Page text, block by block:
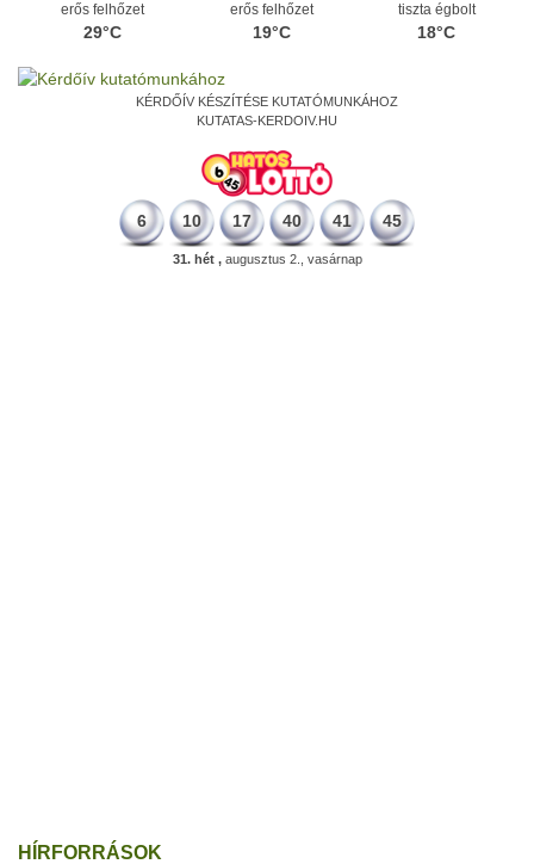
erős felhőzet
29°C
erős felhőzet
19°C
tiszta égbolt
18°C
KÉRDŐÍV KÉSZÍTÉSE KUTATÓMUNKÁHOZ
KUTATAS-KERDOIV.HU
6 10 17 40 41 45
31. hét ,augusztus 2., vasárnap
HÍRFORRÁSOK